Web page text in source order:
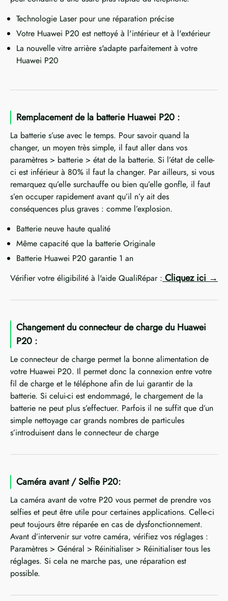
Technologie Laser pour une réparation précise
Votre Huawei P20 est nettoyé à l'intérieur et à l'extérieur
La nouvelle vitre arrière s'adapte parfaitement à votre
Huawei P20
Remplacement de la batterie Huawei P20 :
La batterie s’use avec le temps. Pour savoir quand la
changer, un moyen très simple, il faut aller dans vos
paramètres > batterie > état de la batterie. Si l’état de celle-
ci est inférieur à 80% il faut la changer. Par ailleurs, si vous
remarquez qu’elle surchauffe ou bien qu’elle gonfle, il faut
s’en occuper rapidement avant qu’il n’y ait des
conséquences plus graves : comme l’explosion.
Batterie neuve haute qualité
Même capacité que la batterie Originale
Batterie Huawei P20 garantie 1 an
Vérifier votre éligibilité à l'aide QualiRépar : Cliquez ici
Changement du connecteur de charge du Huawei
P20 :
Le connecteur de charge permet la bonne alimentation de
votre Huawei P20. Il permet donc la connexion entre votre
fil de charge et le téléphone afin de lui garantir de la
batterie. Si celui-ci est endommagé, le chargement de la
batterie ne peut plus s’effectuer. Parfois il ne suffit que d’un
simple nettoyage car grands nombres de particules
s’introduisent dans le connecteur de charge
Caméra avant / Selfie P20:
La caméra avant de votre P20 vous permet de prendre vos
selfies et peut être utile pour certaines applications. Celle-ci
peut toujours être réparée en cas de dysfonctionnement.
Avant d’intervenir sur votre caméra, vérifiez vos réglages :
Paramètres > Général > Réinitialiser > Réinitialiser tous les
réglages. Si cela ne marche pas, une réparation est
possible.